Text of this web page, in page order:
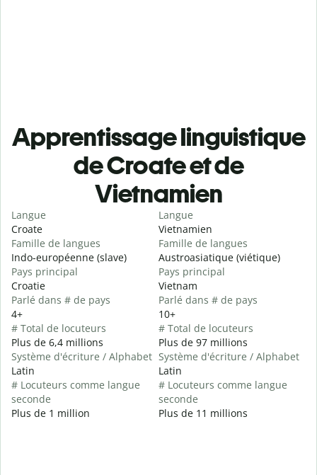
Apprentissage linguistique
de Croate et de
Vietnamien
Langue
Croate
Famille de langues
Indo-européenne (slave)
Pays principal
Croatie
Parlé dans # de pays
4+
# Total de locuteurs
Plus de 6,4 millions
Système d'écriture / Alphabet
Latin
# Locuteurs comme langue
seconde
Plus de 1 million
Langue
Vietnamien
Famille de langues
Austroasiatique (viétique)
Pays principal
Vietnam
Parlé dans # de pays
10+
# Total de locuteurs
Plus de 97 millions
Système d'écriture / Alphabet
Latin
# Locuteurs comme langue
seconde
Plus de 11 millions